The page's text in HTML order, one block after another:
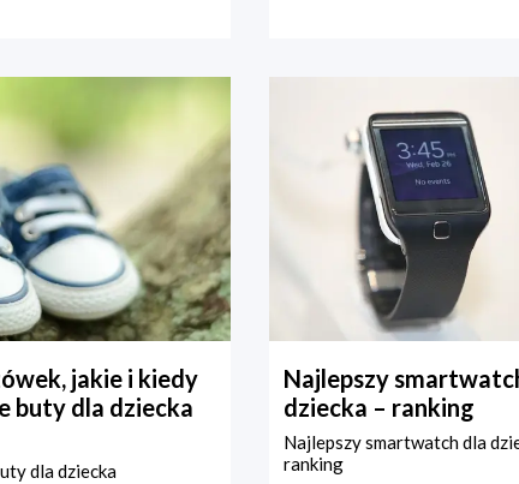
jakie i kiedy
buty dla dziecka
dla dziecka
Najlepszy
dziecka – ranking
Najlepszy smartwatch dla
ranking